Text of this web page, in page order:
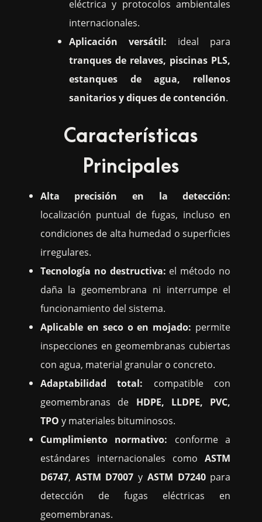
eléctrica y protocolos ambientales
internacionales.
Aplicación versátil: ideal para
tranques de relaves, piscinas PLS,
estanques de agua, rellenos
sanitarios y diques de contención.
Características
Principales
Alta precisión en la detección:
localización puntual de fugas, incluso en
condiciones de alta humedad o superficies
irregulares.
Tecnología no destructiva: el método no
daña la geomembrana ni interrumpe el
funcionamiento del sistema.
Aplicable en seco o en mojado: permite
inspecciones en geomembranas cubiertas
con agua, material granular o concreto.
Adaptabilidad total: compatible con
geomembranas de HDPE, LLDPE, PVC,
TPO y materiales bituminosos.
Cumplimiento normativo: conforme a
estándares internacionales comoASTM
D6747, ASTM D7007 y ASTM D7240para
detección de fugas eléctricas en
geomembranas.